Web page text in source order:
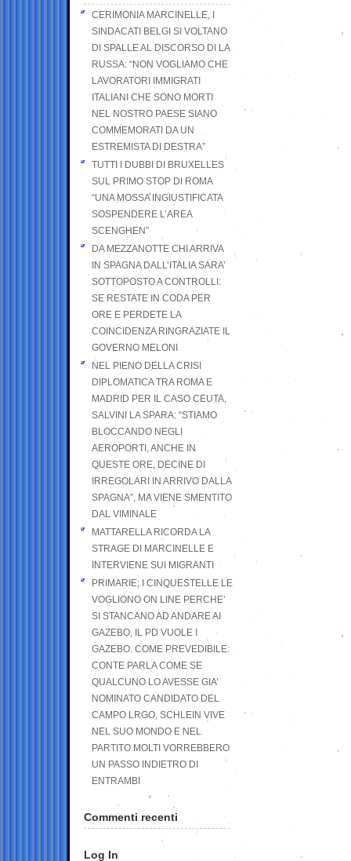
CERIMONIA MARCINELLE, I
SINDACATI BELGI SI VOLTANO
DI SPALLE AL DISCORSO DI LA
RUSSA: “NON VOGLIAMO CHE
LAVORATORI IMMIGRATI
ITALIANI CHE SONO MORTI
NEL NOSTRO PAESE SIANO
COMMEMORATI DA UN
ESTREMISTA DI DESTRA”
TUTTI I DUBBI DI BRUXELLES
SUL PRIMO STOP DI ROMA
“UNA MOSSA INGIUSTIFICATA
SOSPENDERE L’AREA
SCENGHEN”
DA MEZZANOTTE CHI ARRIVA
IN SPAGNA DALL’ITALIA SARA’
SOTTOPOSTO A CONTROLLI:
SE RESTATE IN CODA PER
ORE E PERDETE LA
COINCIDENZA RINGRAZIATE IL
GOVERNO MELONI
NEL PIENO DELLA CRISI
DIPLOMATICA TRA ROMA E
MADRID PER IL CASO CEUTA,
SALVINI LA SPARA: “STIAMO
BLOCCANDO NEGLI
AEROPORTI, ANCHE IN
QUESTE ORE, DECINE DI
IRREGOLARI IN ARRIVO DALLA
SPAGNA”, MA VIENE SMENTITO
DAL VIMINALE
MATTARELLA RICORDA LA
STRAGE DI MARCINELLE E
INTERVIENE SUI MIGRANTI
PRIMARIE; I CINQUESTELLE LE
VOGLIONO ON LINE PERCHE’
SI STANCANO AD ANDARE AI
GAZEBO, IL PD VUOLE I
GAZEBO. COME PREVEDIBILE:
CONTE PARLA COME SE
QUALCUNO LO AVESSE GIA’
NOMINATO CANDIDATO DEL
CAMPO LRGO, SCHLEIN VIVE
NEL SUO MONDO E NEL
PARTITO MOLTI VORREBBERO
UN PASSO INDIETRO DI
ENTRAMBI
Commenti recenti
Log In